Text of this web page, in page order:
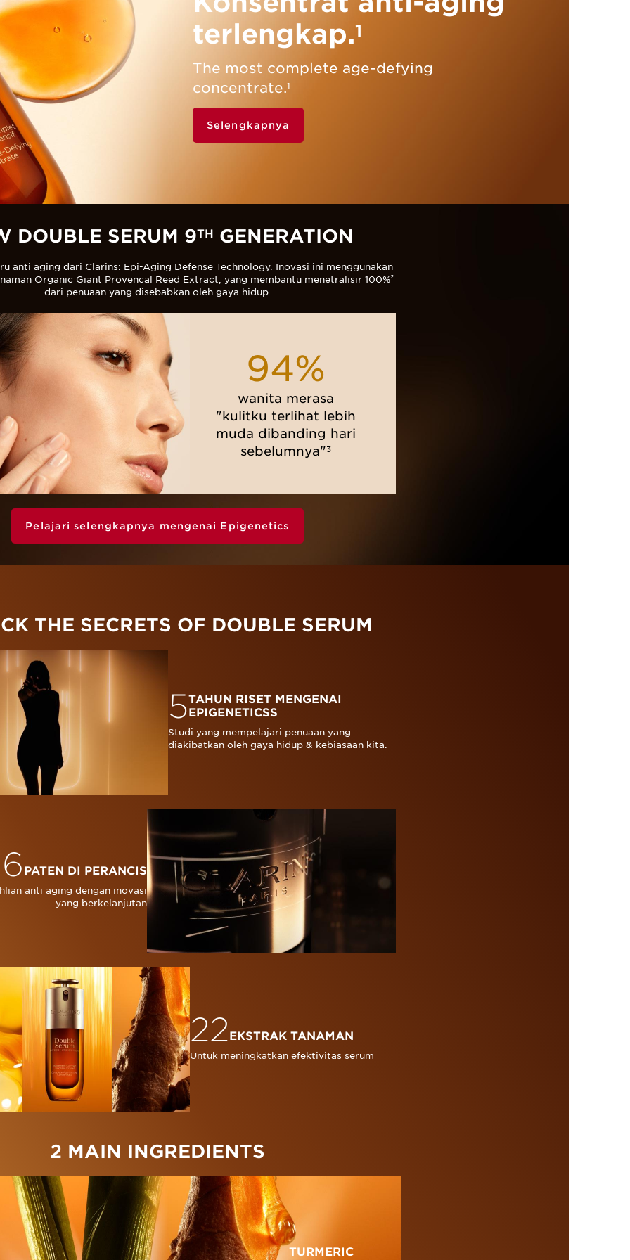
terlengkap.1
The most complete age-defying
concentrate.1
Selengkapnya
DOUBLE SERUM 9TH GENERATION
anti aging dari Clarins: Epi-Aging Defense Technology. Inovasi ini menggunakan
Organic Giant Provencal Reed Extract, yang membantu menetralisir 100%²
dari penuaan yang disebabkan oleh gaya hidup.
94%
wanita merasa
"kulitku terlihat lebih
muda dibanding hari
sebelumnya"3
Pelajari selengkapnya mengenai Epigenetics
THE SECRETS OF DOUBLE SERUM
5TAHUN RISET MENGENAI
EPIGENETICSS
Studi yang mempelajari penuaan yang
diakibatkan oleh gaya hidup & kebiasaan kita.
6 PATEN DI PERANCIS
anti aging dengan inovasi
yang berkelanjutan
22EKSTRAK TANAMAN
Untuk meningkatkan efektivitas serum
2 MAIN INGREDIENTS
TURMERIC